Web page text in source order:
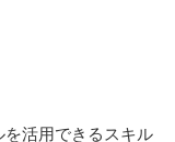
を活用できるスキル